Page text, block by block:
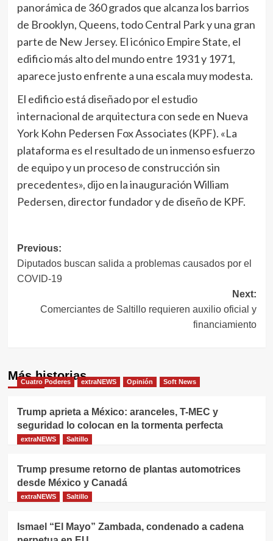
panorámica de 360 grados que alcanza los barrios
de Brooklyn, Queens, todo Central Park y una gran
parte de New Jersey. El icónico Empire State, el
edificio más alto del mundo entre 1931 y 1971,
aparece justo enfrente a una escala muy modesta.
El edificio está diseñado por el estudio
internacional de arquitectura con sede en Nueva
York Kohn Pedersen Fox Associates (KPF). «La
plataforma es el resultado de un inmenso esfuerzo
de equipo y un proceso de construcción sin
precedentes», dijo en la inauguración William
Pedersen, director fundador y de diseño de KPF.
Navegación
de
Previous:
Diputados buscan salida a problemas causados por el
COVID-19
Next:
Comerciantes de Saltillo requieren auxilio oficial y
financiamiento
Más historias
Cuatro Poderes extraNEWS Opinión Soft News
Trump aprieta a México: aranceles, T-MEC y
seguridad lo colocan en la tormenta perfecta
extraNEWS Saltillo
Trump presume retorno de plantas automotrices
desde México y Canadá
extraNEWS Saltillo
Ismael “El Mayo” Zambada, condenado a cadena